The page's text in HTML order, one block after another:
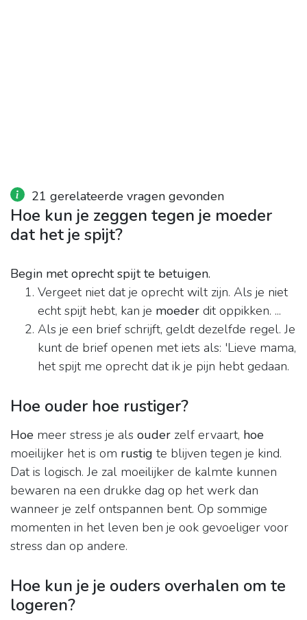
21 gerelateerde vragen gevonden
Hoe kun je zeggen tegen je moeder
dat het je spijt?
Begin met oprecht spijt te betuigen.
Vergeet niet dat je oprecht wilt zijn. Als je niet
echt spijt hebt, kan je moeder dit oppikken. ...
Als je een brief schrijft, geldt dezelfde regel. Je
kunt de brief openen met iets als: 'Lieve mama,
het spijt me oprecht dat ik je pijn hebt gedaan.
Hoe ouder hoe rustiger?
Hoe meer stress je als ouder zelf ervaart, hoe
moeilijker het is om rustig te blijven tegen je kind.
Dat is logisch. Je zal moeilijker de kalmte kunnen
bewaren na een drukke dag op het werk dan
wanneer je zelf ontspannen bent. Op sommige
momenten in het leven ben je ook gevoeliger voor
stress dan op andere.
Hoe kun je je ouders overhalen om te
logeren?